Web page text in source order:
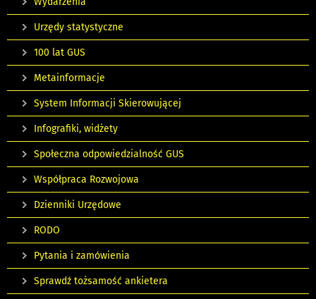
Urzędy statystyczne
100 lat GUS
Metainformacje
System Informacji Skierowującej
Infografiki, widżety
Społeczna odpowiedzialność GUS
Współpraca Rozwojowa
Dzienniki Urzędowe
RODO
Pytania i zamówienia
Sprawdź tożsamość ankietera